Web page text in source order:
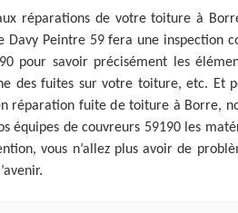
réparations de votre toiture à
Davy Peintre 59 fera une inspection
pour savoir précisément les
des fuites sur votre toiture, etc. Et
réparation fuite de toiture à Borre,
équipes de couvreurs 59190 les
vous n’allez plus avoir de